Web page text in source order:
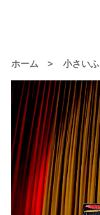
ホーム > 小さいふ